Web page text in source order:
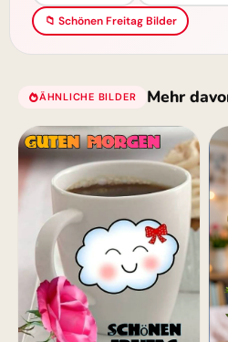
📁 Schönen Freitag Bilder
ÄHNLICHE BILDER Mehr